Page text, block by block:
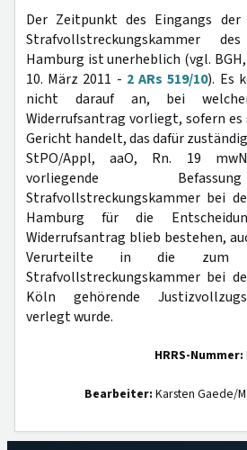
Der Zeitpunkt des Eingangs
Strafvollstreckungskammer
Hamburg ist unerheblich (vgl.
10. März 2011 - 2 ARs 519/10). Es
nicht darauf an, bei
Widerrufsantrag vorliegt, sofern es
Gericht handelt, das dafür
StPO/Appl, aaO, Rn. 19
vorliegende
Strafvollstreckungskammer bei
Hamburg für die
Widerrufsantrag blieb bestehen,
Verurteilte in die zum
Strafvollstreckungskammer bei
Köln gehörende
verlegt wurde.
HRRS-Nummer:
Bearbeiter: Karsten Gaede/